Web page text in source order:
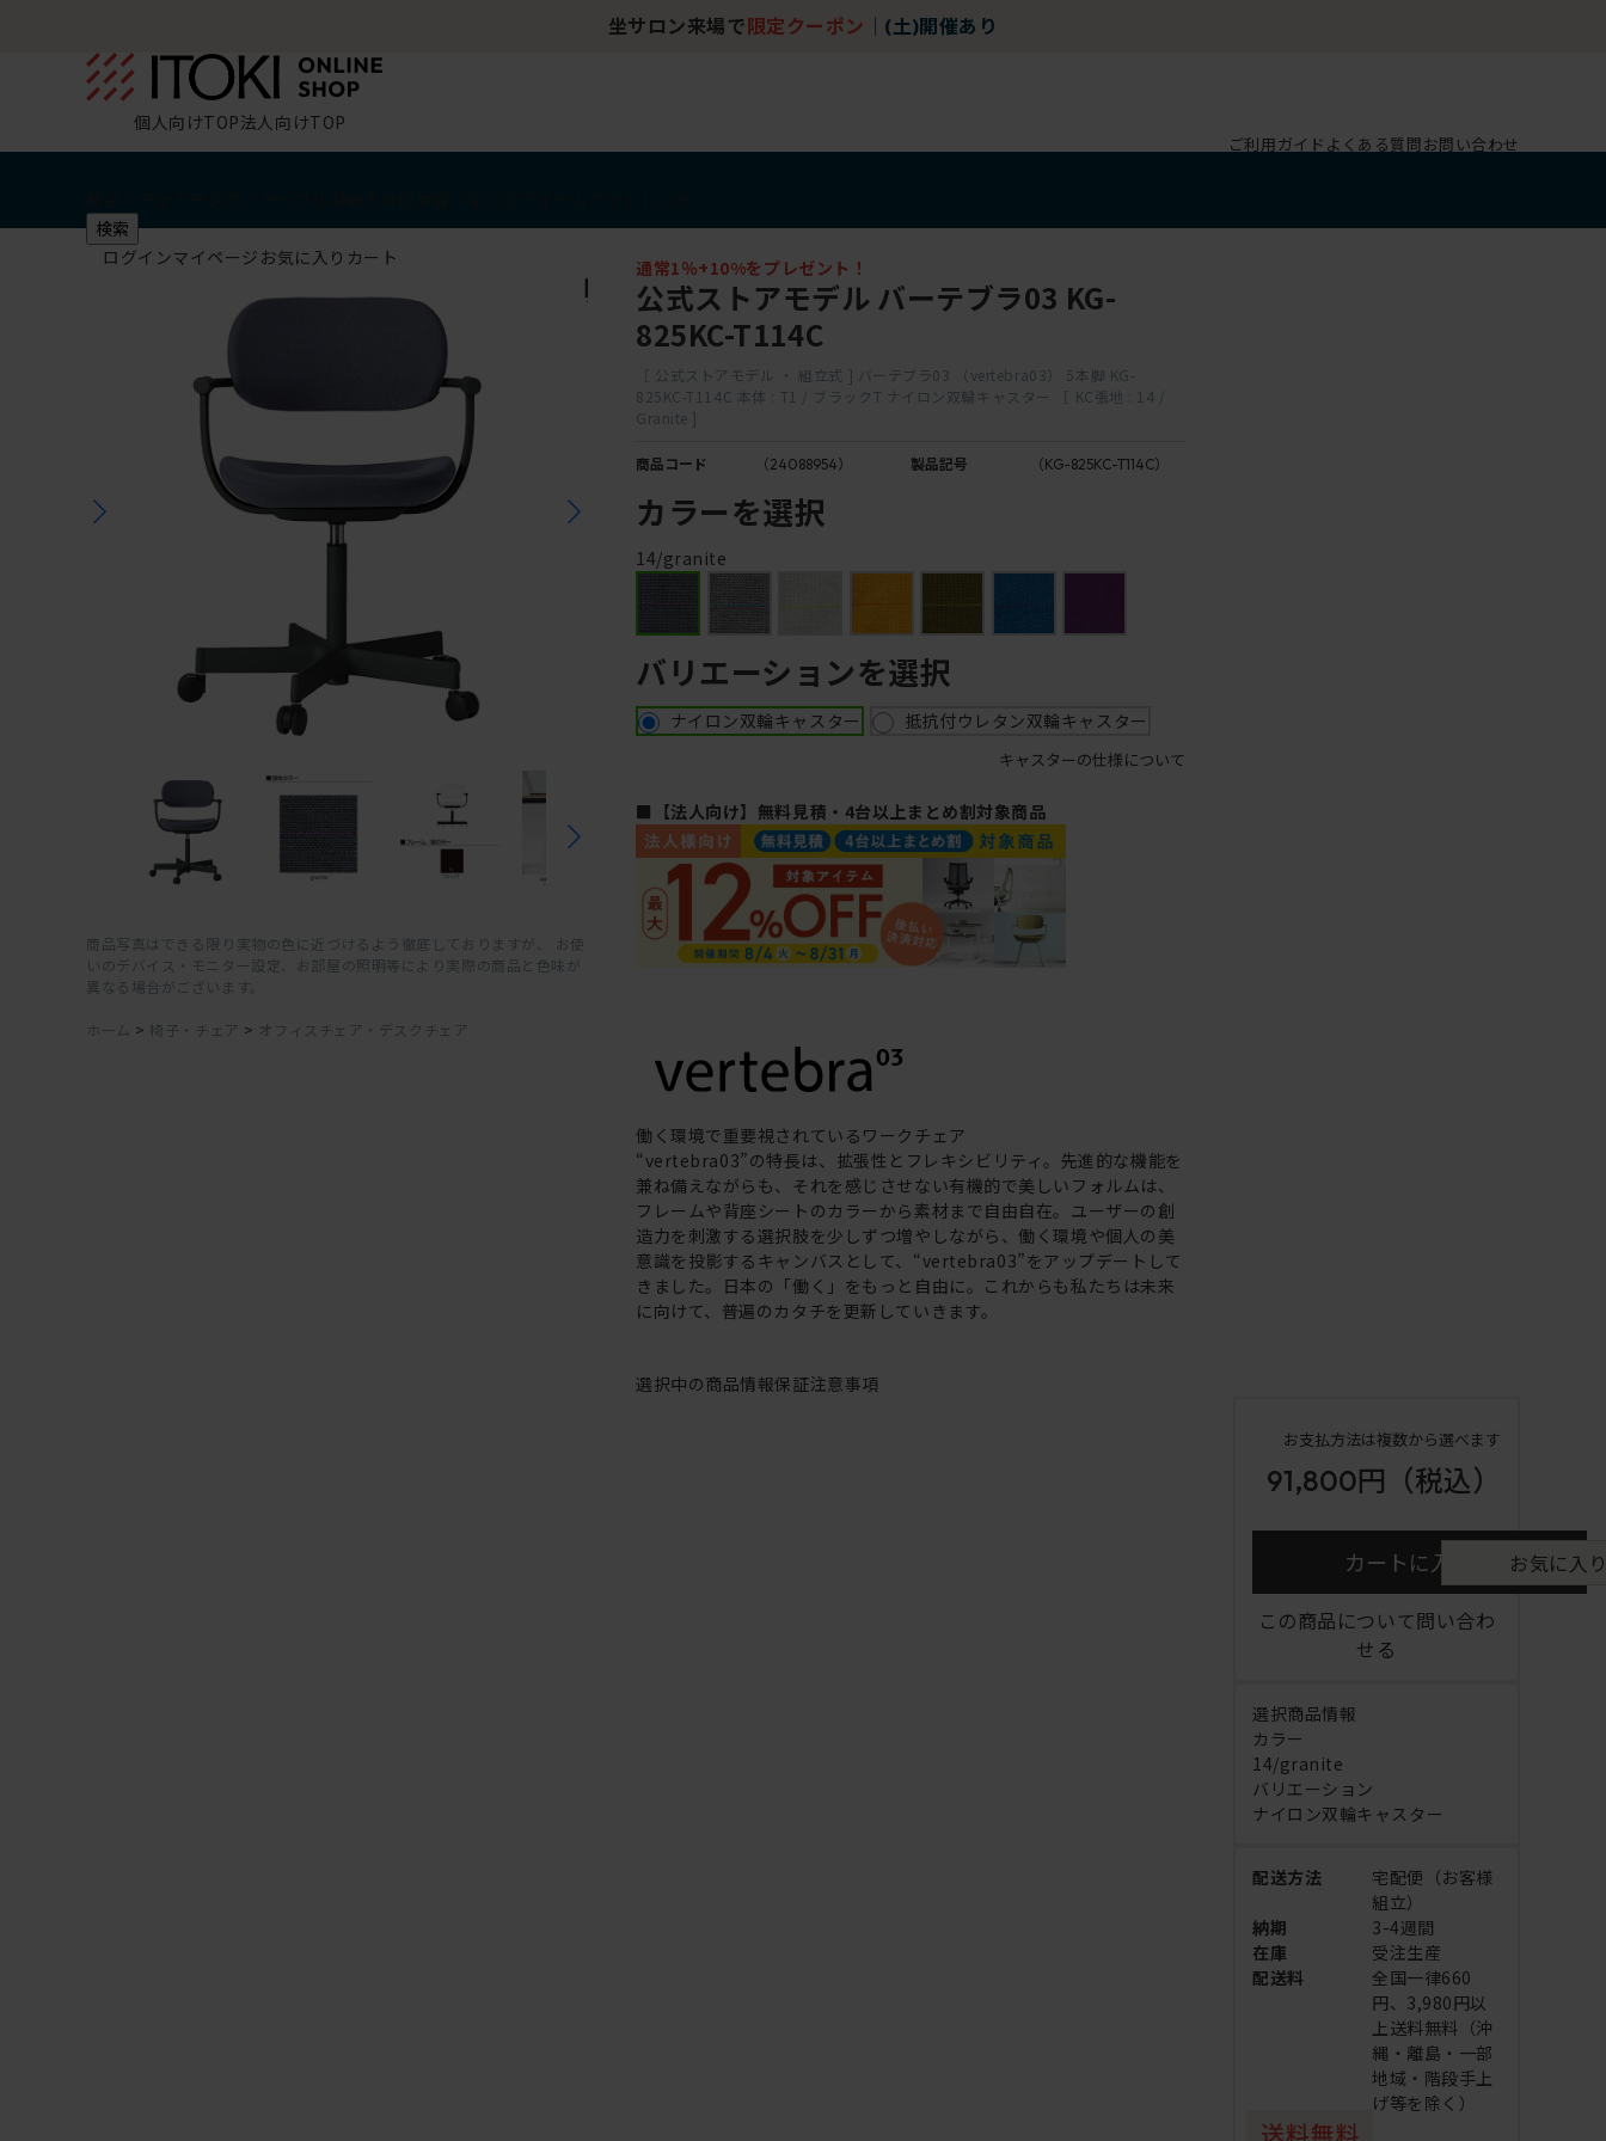
坐サロン来場で 限定クーポン (土)開催あり
個人向けTOP法人向けTOP
ご利用ガイド よくある質問お問い合わせ
検索
ログインマイページ お気に入り カート
商品写真はできる限り実物の色に近づけるよう徹底しておりますが、 お使
いのデバイス・モニター設定、お部屋の照明等により実際の商品と色味が
異なる場合がございます。
ホーム > 椅子・チェア > オフィスチェア・デスクチェア
通常1％+10%をプレゼント！
公式ストアモデル バーテブラ03 KG-
825KC-T114C
［ 公式ストアモデル ・ 組立式 ] バーテブラ03 （vertebra03） 5本脚 KG-
825KC-T114C 本体 : T1 / ブラックT ナイロン双輪キャスター ［ KC張地 : 14 /
Granite ]
商品コード （24088954） 製品記号 （KG-825KC-T114C）
カラーを選択
14/granite
バリエーションを選択
ナイロン双輪キャスター 抵抗付ウレタン双輪キャスター
キャスターの仕様について
■【法人向け】無料見積・4台以上まとめ割対象商品
働く環境で重要視されているワークチェア
“vertebra03”の特長は、拡張性とフレキシビリティ。先進的な機能を
兼ね備えながらも、それを感じさせない有機的で美しいフォルムは、
フレームや背座シートのカラーから素材まで自由自在。ユーザーの創
造力を刺激する選択肢を少しずつ増やしながら、働く環境や個人の美
意識を投影するキャンバスとして、“vertebra03”をアップデートして
きました。日本の「働く」をもっと自由に。これからも私たちは未来
に向けて、普遍のカタチを更新していきます。
選択中の商品情報保証注意事項
お支払方法は複数から選べます
91,800円 （税込）
カートに入れる お気に入
この商品について問い合わ
せる
選択商品情報
カラー
14/granite
バリエーション
ナイロン双輪キャスター
配送方法
宅配便（お客様
組立）
納期
3-4週間
在庫
受注生産
配送料
全国一律660
円、3,980円以
上送料無料（沖
縄・離島・一部
地域・階段手上
げ等を除く）